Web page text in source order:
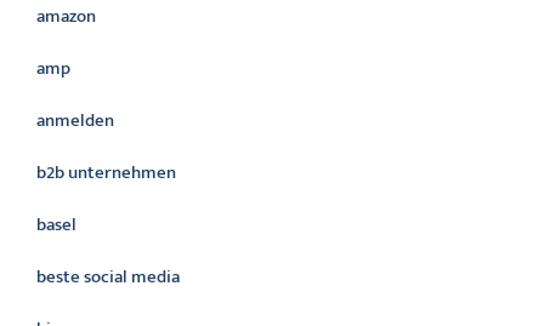
amazon
amp
anmelden
b2b unternehmen
basel
beste social media